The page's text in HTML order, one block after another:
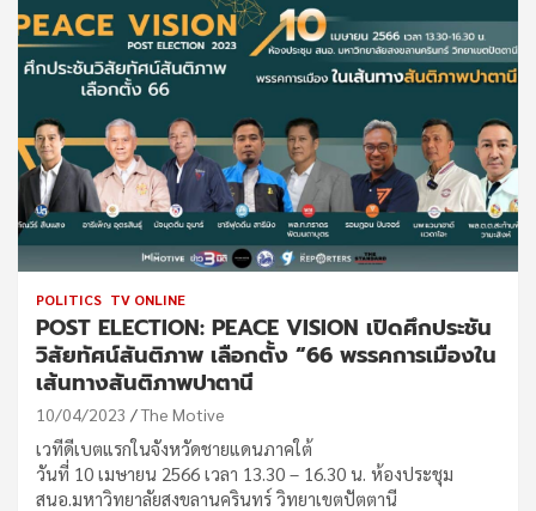
POLITICS TV ONLINE
POST ELECTION: PEACE VISION เปิดศึกประชัน
วิสัยทัศน์สันติภาพ เลือกตั้ง “66 พรรคการเมืองใน
เส้นทางสันติภาพปาตานี
10/04/2023 The Motive
เวทีดีเบตแรกในจังหวัดชายแดนภาคใต้
วันที่ 10 เมษายน 2566 เวลา 13.30 – 16.30 น. ห้องประชุม
สนอ.มหาวิทยาลัยสงขลานครินทร์ วิทยาเขตปัตตานี